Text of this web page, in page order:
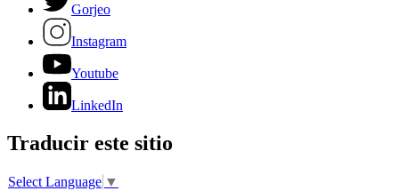
Gorjeo
Instagram
Youtube
LinkedIn
Traducir este sitio
Select Language ▼